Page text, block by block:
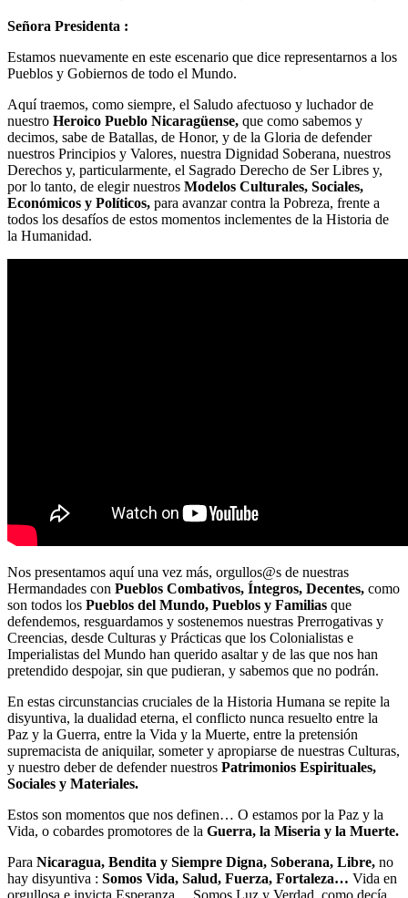
Señora Presidenta :
Estamos nuevamente en este escenario que dice representarnos a los
Pueblos y Gobiernos de todo el Mundo.
Aquí traemos, como siempre, el Saludo afectuoso y luchador de
nuestro Heroico Pueblo Nicaragüense, que como sabemos y
decimos, sabe de Batallas, de Honor, y de la Gloria de defender
nuestros Principios y Valores, nuestra Dignidad Soberana, nuestros
Derechos y, particularmente, el Sagrado Derecho de Ser Libres y,
por lo tanto, de elegir nuestros Modelos Culturales, Sociales,
Económicos y Políticos, para avanzar contra la Pobreza, frente a
todos los desafíos de estos momentos inclementes de la Historia de
la Humanidad.
Nos presentamos aquí una vez más, orgullos@s de nuestras
Hermandades con Pueblos Combativos, Íntegros, Decentes, como
son todos los Pueblos del Mundo, Pueblos y Familias que
defendemos, resguardamos y sostenemos nuestras Prerrogativas y
Creencias, desde Culturas y Prácticas que los Colonialistas e
Imperialistas del Mundo han querido asaltar y de las que nos han
pretendido despojar, sin que pudieran, y sabemos que no podrán.
En estas circunstancias cruciales de la Historia Humana se repite la
disyuntiva, la dualidad eterna, el conflicto nunca resuelto entre la
Paz y la Guerra, entre la Vida y la Muerte, entre la pretensión
supremacista de aniquilar, someter y apropiarse de nuestras Culturas,
y nuestro deber de defender nuestros Patrimonios Espirituales,
Sociales y Materiales.
Estos son momentos que nos definen… O estamos por la Paz y la
Vida, o cobardes promotores de la Guerra, la Miseria y la Muerte.
Para Nicaragua, Bendita y Siempre Digna, Soberana, Libre, no
hay disyuntiva : Somos Vida, Salud, Fuerza, Fortaleza… Vida en
orgullosa e invicta Esperanza… Somos Luz y Verdad, como decía